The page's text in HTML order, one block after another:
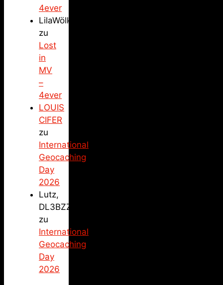
4ever
LilaWölkchen
zu
Lost
in
MV
–
4ever
LOUIS
CIFER
zu
International
Geocaching
Day
2026
Lutz,
DL3BZZ
zu
International
Geocaching
Day
2026